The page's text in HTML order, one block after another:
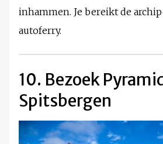
inhammen. Je bereikt de
autoferry.
10. Bezoek
Spitsbergen